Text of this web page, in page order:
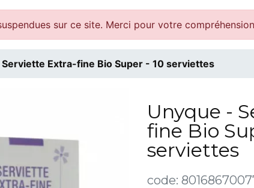
sur ce site. Merci pour votre
Extra-fine Bio Super - 10 serviettes
Unyque -
fine Bio
serviettes
code: